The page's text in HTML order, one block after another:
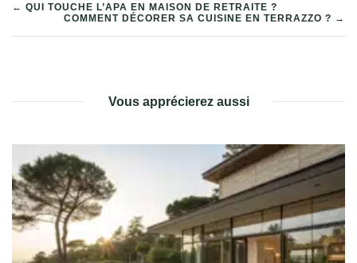
NAVIGATION
DE
← QUI TOUCHE L’APA EN MAISON DE RETRAITE ?
COMMENT DÉCORER SA CUISINE EN TERRAZZO ? →
Vous apprécierez aussi